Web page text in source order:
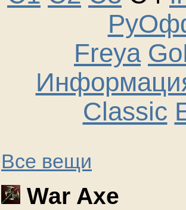
Freya
Classic
Все вещи
War Axe